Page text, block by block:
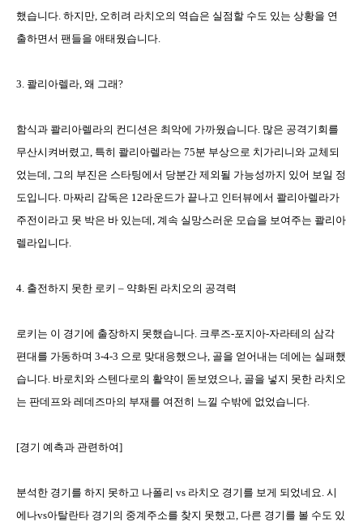
했습니다. 하지만, 오히려 라치오의 역습은 실점할 수도 있는 상황을 연
출하면서 팬들을 애태웠습니다.
3. 콸리아렐라, 왜 그래?
함식과 콸리아렐라의 컨디션은 최악에 가까웠습니다. 많은 공격기회를
무산시켜버렸고, 특히 콸리아렐라는 75분 부상으로 치가리니와 교체되
었는데, 그의 부진은 스타팅에서 당분간 제외될 가능성까지 있어 보일 정
도입니다. 마짜리 감독은 12라운드가 끝나고 인터뷰에서 콸리아렐라가
주전이라고 못 박은 바 있는데, 계속 실망스러운 모습을 보여주는 콸리아
렐라입니다.
4. 출전하지 못한 로키 – 약화된 라치오의 공격력
로키는 이 경기에 출장하지 못했습니다. 크루즈-포지아-자라테의 삼각
편대를 가동하며 3-4-3 으로 맞대응했으나, 골을 얻어내는 데에는 실패했
습니다. 바로치와 스텐다로의 활약이 돋보였으나, 골을 넣지 못한 라치오
는 판데프와 레데즈마의 부재를 여전히 느낄 수밖에 없었습니다.
[경기 예측과 관련하여]
분석한 경기를 하지 못하고 나폴리 vs 라치오 경기를 보게 되었네요. 시
에나vs아탈란타 경기의 중계주소를 찾지 못했고, 다른 경기를 볼 수도 있